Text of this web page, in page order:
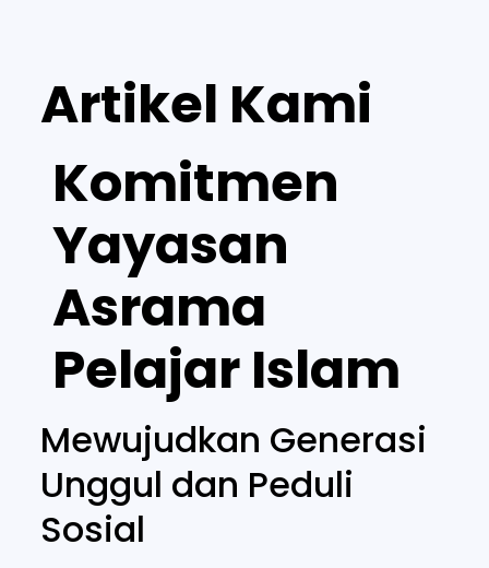
Artikel Kami
Komitmen
Yayasan
Asrama
Pelajar Islam
Mewujudkan Generasi
Unggul dan Peduli
Sosial